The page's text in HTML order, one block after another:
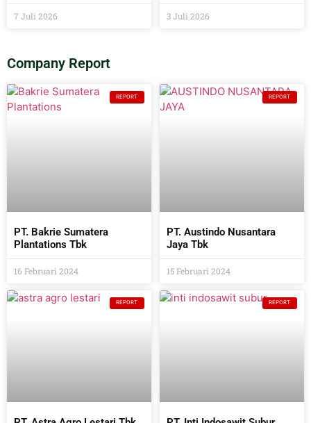
7 Juli 2026 3 Juli 2026
Company Report
REPORT
PT. Bakrie Sumatera
Plantations Tbk
16 Februari 2024
REPORT
PT. Austindo Nusantara
Jaya Tbk
15 Februari 2024
REPORT REPORT